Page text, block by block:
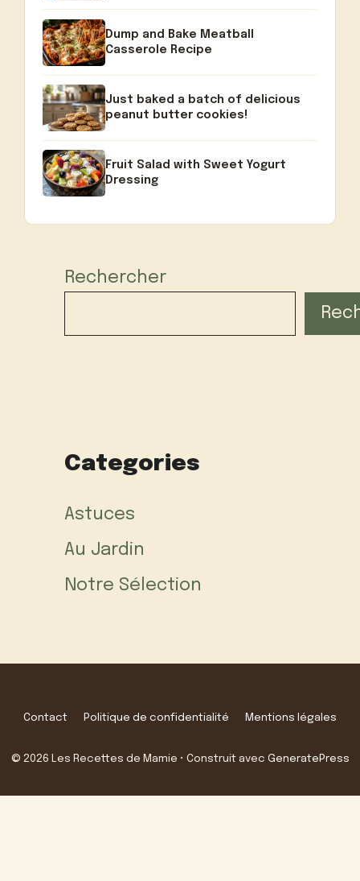
Dump and Bake Meatball
Casserole Recipe
Just baked a batch of delicious
peanut butter cookies!
Fruit Salad with Sweet Yogurt
Dressing
Rechercher
Categories
Astuces
Au Jardin
Notre Sélection
Contact Politique de confidentialité Mentions légales
© 2026 Les Recettes de Mamie • Construit avec GeneratePress